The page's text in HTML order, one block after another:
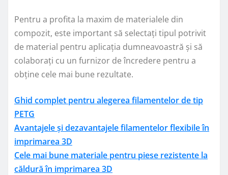
Pentru a profita la maxim de materialele din
compozit, este important să selectați tipul potrivit
de material pentru aplicația dumneavoastră și să
colaborați cu un furnizor de încredere pentru a
obține cele mai bune rezultate.
Ghid complet pentru alegerea filamentelor de tip
PETG
Avantajele și dezavantajele filamentelor flexibile în
imprimarea 3D
Cele mai bune materiale pentru piese rezistente la
căldură în imprimarea 3D